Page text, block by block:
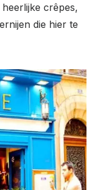
crêpes,
die hier te